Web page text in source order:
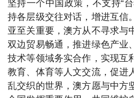
坚持一个中国政策，不支持“
持各层级交往对话，增进互信
亚至关重要，澳方从不寻求与
双边贸易畅通，推进绿色产业
技术等领域务实合作，实现互
教育、体育等人文交流，促进
乱交织的世界，澳方愿与中方